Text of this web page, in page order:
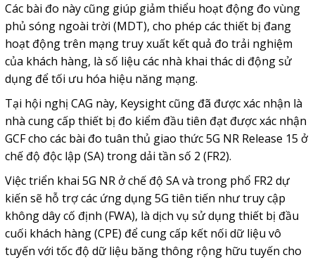
Các bài đo này cũng giúp giảm thiểu hoạt động đo vùng
phủ sóng ngoài trời (MDT), cho phép các thiết bị đang
hoạt động trên mạng truy xuất kết quả đo trải nghiệm
của khách hàng, là số liệu các nhà khai thác di động sử
dụng để tối ưu hóa hiệu năng mạng.
Tại hội nghị CAG này, Keysight cũng đã được xác nhận là
nhà cung cấp thiết bị đo kiểm đầu tiên đạt được xác nhận
GCF cho các bài đo tuân thủ giao thức 5G NR Release 15 ở
chế độ độc lập (SA) trong dải tần số 2 (FR2).
Việc triển khai 5G NR ở chế độ SA và trong phổ FR2 dự
kiến sẽ hỗ trợ các ứng dụng 5G tiên tiến như truy cập
không dây cố định (FWA), là dịch vụ sử dụng thiết bị đầu
cuối khách hàng (CPE) để cung cấp kết nối dữ liệu vô
tuyến với tốc độ dữ liệu băng thông rộng hữu tuyến cho